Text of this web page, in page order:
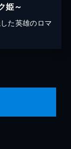
姫～
た英雄のロマ